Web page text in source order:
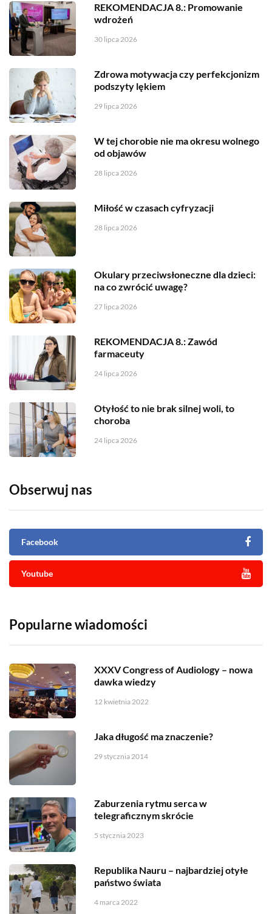
REKOMENDACJA 8.: Promowanie
wdrożeń
30 lipca 2026
Zdrowa motywacja czy perfekcjonizm
podszyty lękiem
29 lipca 2026
W tej chorobie nie ma okresu wolnego
od objawów
28 lipca 2026
Miłość w czasach cyfryzacji
28 lipca 2026
Okulary przeciwsłoneczne dla dzieci:
na co zwrócić uwagę?
27 lipca 2026
REKOMENDACJA 8.: Zawód
farmaceuty
24 lipca 2026
Otyłość to nie brak silnej woli, to
choroba
24 lipca 2026
Obserwuj nas
Facebook
Youtube
Popularne wiadomości
XXXV Congress of Audiology – nowa
dawka wiedzy
12 kwietnia 2022
Jaka długość ma znaczenie?
29 stycznia 2014
Zaburzenia rytmu serca w
telegraficznym skrócie
5 stycznia 2023
Republika Nauru – najbardziej otyłe
państwo świata
4 marca 2022